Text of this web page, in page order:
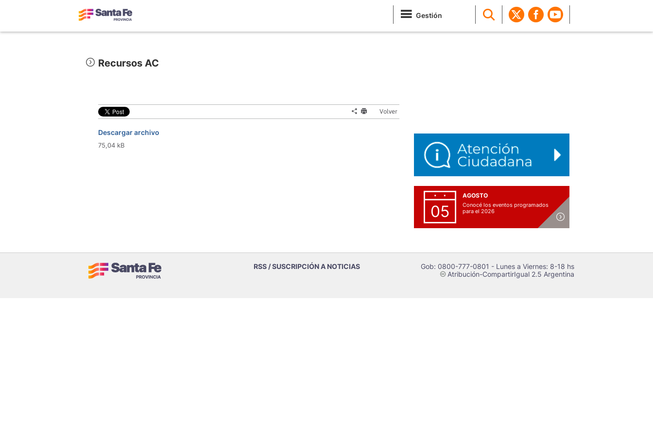
Gestión
Recursos AC
Volver
Descargar archivo
75,04 kB
05
AGOSTO
Conocé los eventos programados
para el 2026
RSS / SUSCRIPCIÓN A NOTICIAS Gob: 0800-777-0801 - Lunes a Viernes: 8-18 hs
cAtribución-CompartirIgual 2.5 Argentina